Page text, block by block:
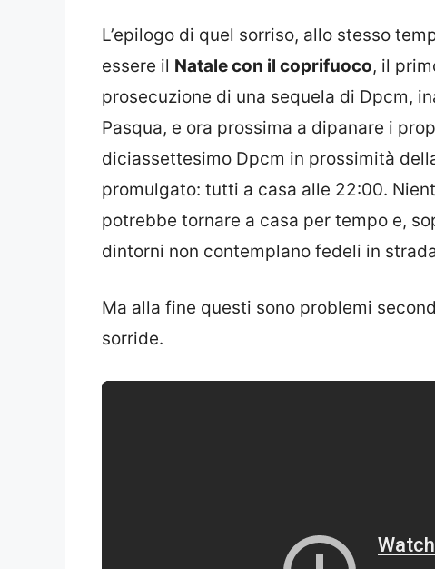
L’epilogo di quel sorriso, allo stesso
essere il Natale con il coprifuoco, il
prosecuzione di una sequela di Dpcm,
Pasqua, e ora prossima a dipanare i
diciassettesimo Dpcm in prossimità
promulgato: tutti a casa alle 22:00.
potrebbe tornare a casa per tempo e,
dintorni non contemplano fedeli in
Ma alla fine questi sono problemi
sorride.